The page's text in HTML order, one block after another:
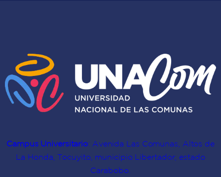
Campus Universitario: Avenida Las Comunas, Altos de
La Honda, Tocuyito, municipio Libertador, estado
Carabobo.